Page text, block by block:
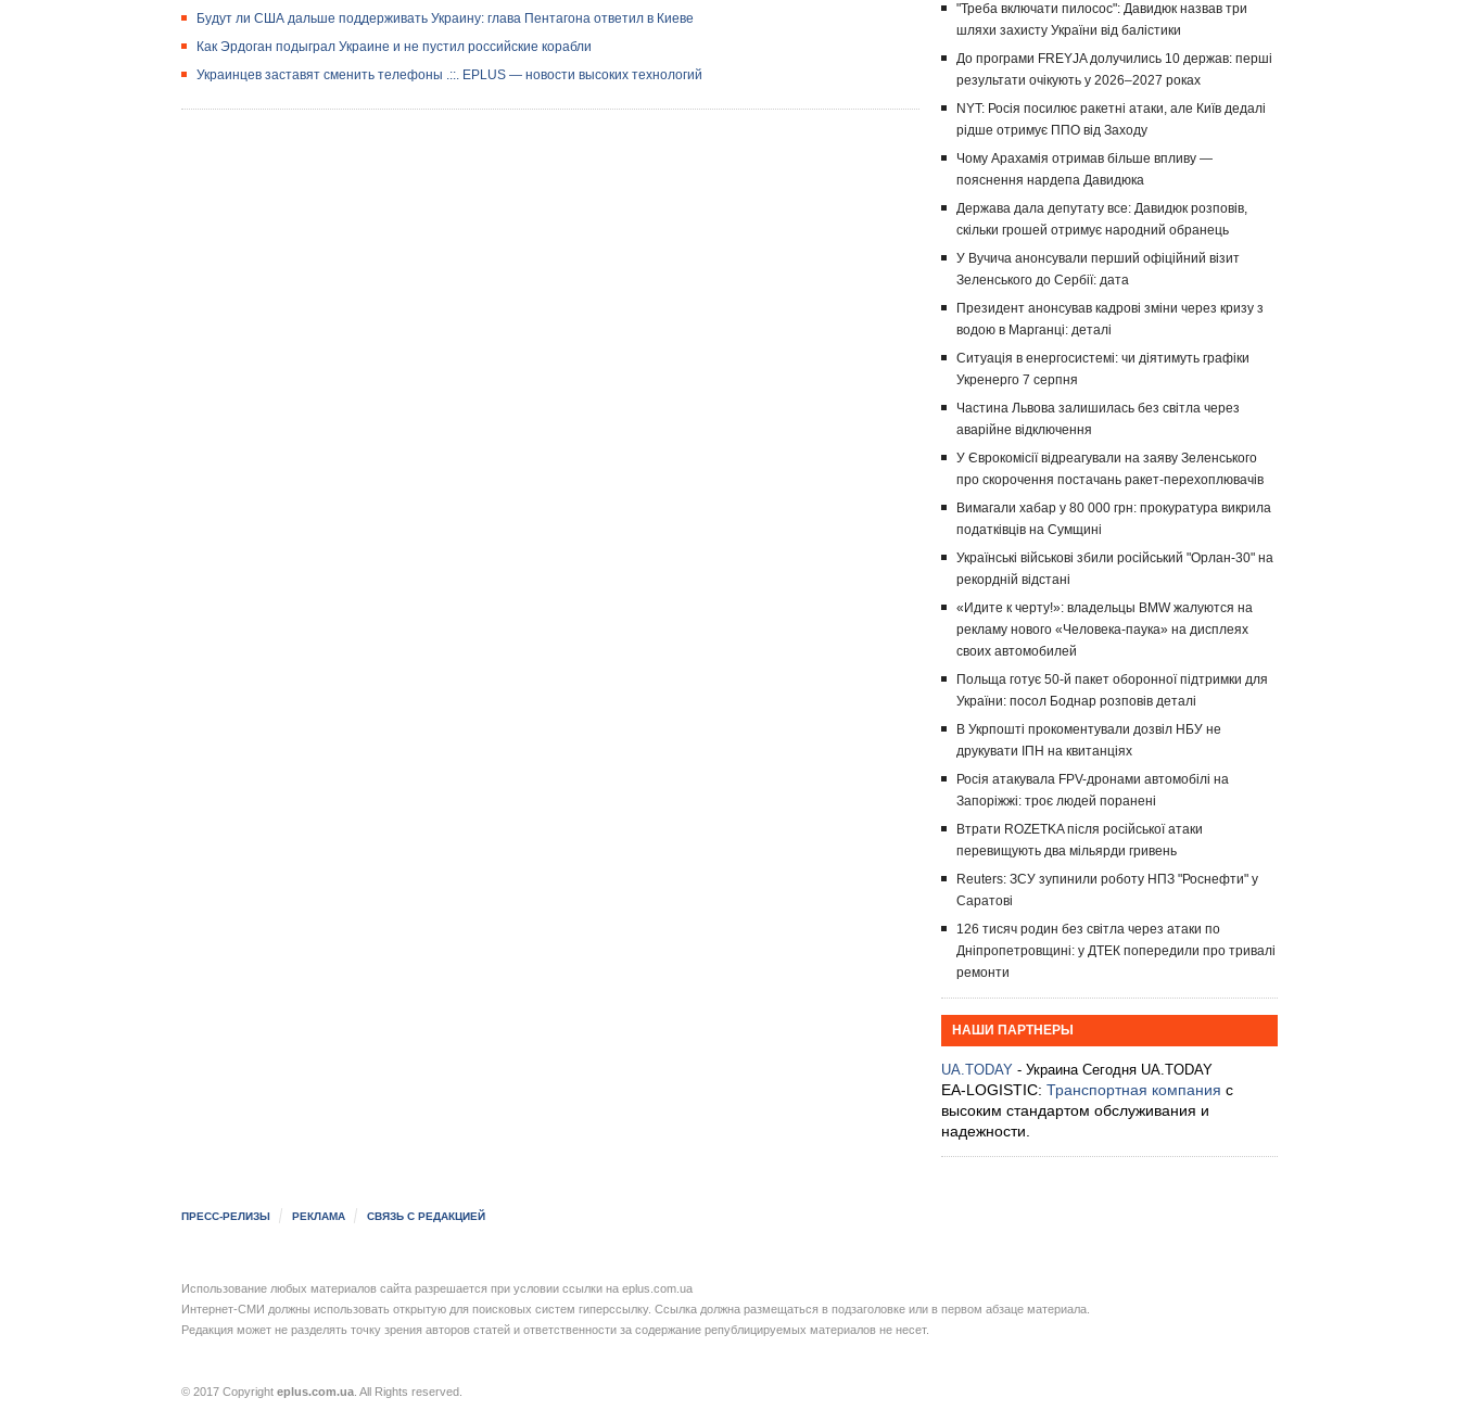
Будут ли США дальше поддерживать Украину: глава Пентагона ответил в Киеве
Как Эрдоган подыграл Украине и не пустил российские корабли
Украинцев заставят сменить телефоны .::. EPLUS — новости высоких технологий
"Треба включати пилосос": Давидюк назвав три
шляхи захисту України від балістики
До програми FREYJA долучились 10 держав: перші
результати очікують у 2026–2027 роках
NYT: Росія посилює ракетні атаки, але Київ дедалі
рідше отримує ППО від Заходу
Чому Арахамія отримав більше впливу —
пояснення нардепа Давидюка
Держава дала депутату все: Давидюк розповів,
скільки грошей отримує народний обранець
У Вучича анонсували перший офіційний візит
Зеленського до Сербії: дата
Президент анонсував кадрові зміни через кризу з
водою в Марганці: деталі
Ситуація в енергосистемі: чи діятимуть графіки
Укренерго 7 серпня
Частина Львова залишилась без світла через
аварійне відключення
У Єврокомісії відреагували на заяву Зеленського
про скорочення постачань ракет-перехоплювачів
Вимагали хабар у 80 000 грн: прокуратура викрила
податківців на Сумщині
Українські військові збили російський "Орлан-30" на
рекордній відстані
«Идите к черту!»: владельцы BMW жалуются на
рекламу нового «Человека-паука» на дисплеях
своих автомобилей
Польща готує 50-й пакет оборонної підтримки для
України: посол Боднар розповів деталі
В Укрпошті прокоментували дозвіл НБУ не
друкувати ІПН на квитанціях
Росія атакувала FPV-дронами автомобілі на
Запоріжжі: троє людей поранені
Втрати ROZETKA після російської атаки
перевищують два мільярди гривень
Reuters: ЗСУ зупинили роботу НПЗ "Роснефти" у
Саратові
126 тисяч родин без світла через атаки по
Дніпропетровщині: у ДТЕК попередили про тривалі
ремонти
НАШИ ПАРТНЕРЫ
UA.TODAY - Украина Сегодня UA.TODAY
EA-LOGISTIC: Транспортная компания с
высоким стандартом обслуживания и
надежности.
ПРЕСС-РЕЛИЗЫ РЕКЛАМА СВЯЗЬ С РЕДАКЦИЕЙ
Использование любых материалов сайта разрешается при условии ссылки на eplus.com.ua
Интернет-СМИ должны использовать открытую для поисковых систем гиперссылку. Ссылка должна размещаться в подзаголовке или в первом абзаце материала.
Редакция может не разделять точку зрения авторов статей и ответственности за содержание републицируемых материалов не несет.
© 2017 Copyright eplus.com.ua. All Rights reserved.